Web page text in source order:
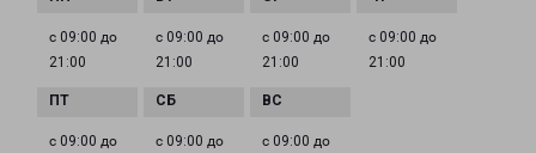
с 09:00 до
21:00
с 09:00 до
21:00
с 09:00 до
21:00
с 09:00 до
21:00
с 09:00 до
с 09:00 до
с 09:00 до